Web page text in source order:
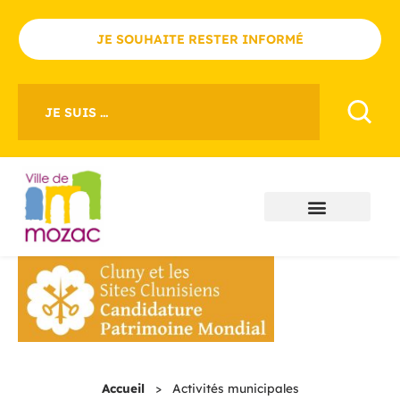
JE SOUHAITE RESTER INFORMÉ
JE SUIS ...
Accueil > Activités municipales